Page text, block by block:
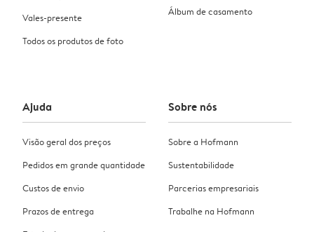
Vales-presente
Todos os produtos de foto
Álbum de casamento
Ajuda
Visão geral dos preços
Pedidos em grande quantidade
Custos de envio
Prazos de entrega
Sobre nós
Sobre a Hofmann
Sustentabilidade
Parcerias empresariais
Trabalhe na Hofmann